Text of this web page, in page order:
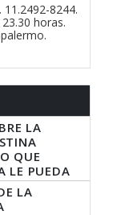
8244.
horas.
LA
QUE
LE PUEDA
LO QUE
LA